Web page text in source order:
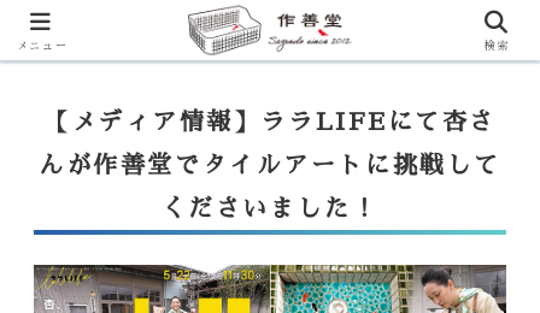
【ララLIFE】特注カウンター付シンク（40万円～）のお問合せはこ
一番下のフォームにご記入ください
【メディア情報】ララLIFEにて杏さ
んが作善堂でタイルアートに挑戦して
くださいました！
メニュー 検索